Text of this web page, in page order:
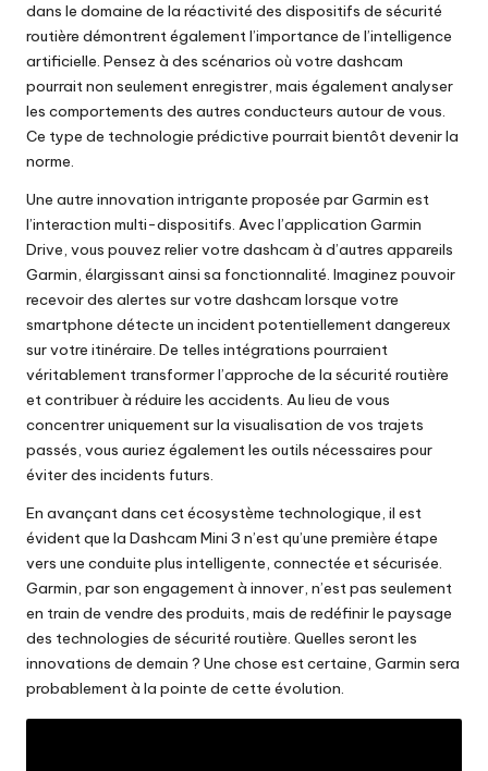
dans le domaine de la réactivité des dispositifs de sécurité
routière démontrent également l’importance de l’intelligence
artificielle. Pensez à des scénarios où votre dashcam
pourrait non seulement enregistrer, mais également analyser
les comportements des autres conducteurs autour de vous.
Ce type de technologie prédictive pourrait bientôt devenir la
norme.
Une autre innovation intrigante proposée par Garmin est
l’interaction multi-dispositifs. Avec l’application Garmin
Drive, vous pouvez relier votre dashcam à d’autres appareils
Garmin, élargissant ainsi sa fonctionnalité. Imaginez pouvoir
recevoir des alertes sur votre dashcam lorsque votre
smartphone détecte un incident potentiellement dangereux
sur votre itinéraire. De telles intégrations pourraient
véritablement transformer l’approche de la sécurité routière
et contribuer à réduire les accidents. Au lieu de vous
concentrer uniquement sur la visualisation de vos trajets
passés, vous auriez également les outils nécessaires pour
éviter des incidents futurs.
En avançant dans cet écosystème technologique, il est
évident que la Dashcam Mini 3 n’est qu’une première étape
vers une conduite plus intelligente, connectée et sécurisée.
Garmin, par son engagement à innover, n’est pas seulement
en train de vendre des produits, mais de redéfinir le paysage
des technologies de sécurité routière. Quelles seront les
innovations de demain ? Une chose est certaine, Garmin sera
probablement à la pointe de cette évolution.